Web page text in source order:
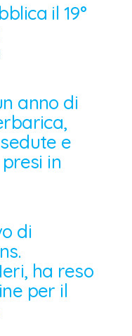
il 19°
anno di
e
in
di
ha reso
per il